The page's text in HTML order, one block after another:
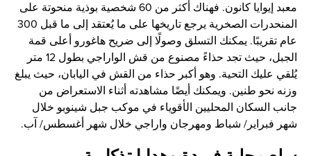
معبد إيوايا كانون. فهناك أكثر من 60 شخصية بوذية منحوتة على
المنحدرات الصخرية يرجع تاريخها على ما يُعتقد إلى ما قبل 300
عام تقريبًا. يمكنك التسلق وصولًا إلى ضريح هاغورو أعلى قمة
الجبل، حيث تجد حذاءً مصنوع من قش الواراجي بطول 12 متر
يُلقي عليك التحية. وهو أكبر حذاء من القش في اليابان، حيث يبلغ
وزنه نحو طنين. ويمكنك أيضًا مشاهدته أثناء الاستعراض من
جانب السكان المحليين الأقوياء في موكب جبل شينوبو خلال
شهر فبراير/ شباط ومهرجان واراجي خلال شهر أغسطس/ آب.